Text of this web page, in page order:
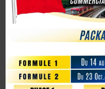
diplomatique
1er octobre 2025, la Chine
avec éclat
La Chine fête les 80 ans de